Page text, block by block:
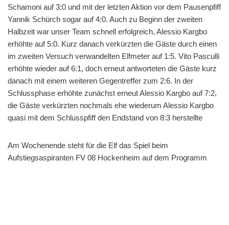
Schamoni auf 3:0 und mit der letzten Aktion vor dem Pausenpfiff
Yannik Schürch sogar auf 4:0. Auch zu Beginn der zweiten
Halbzeit war unser Team schnell erfolgreich, Alessio Kargbo
erhöhte auf 5:0. Kurz danach verkürzten die Gäste durch einen
im zweiten Versuch verwandelten Elfmeter auf 1:5. Vito Pasculli
erhöhte wieder auf 6:1, doch erneut antworteten die Gäste kurz
danach mit einem weiteren Gegentreffer zum 2:6. In der
Schlussphase erhöhte zunächst erneut Alessio Kargbo auf 7:2,
die Gäste verkürzten nochmals ehe wiederum Alessio Kargbo
quasi mit dem Schlusspfiff den Endstand von 8:3 herstellte
Am Wochenende steht für die Elf das Spiel beim
Aufstiegsaspiranten FV 08 Hockenheim auf dem Programm